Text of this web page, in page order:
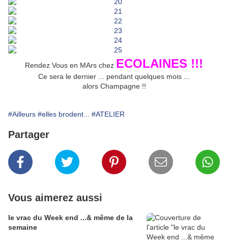
Rendez Vous en MArs chez ECOLAINES !!!
Ce sera le dernier ... pendant quelques mois ...
alors Champagne !!
#Ailleurs #elles brodent... #ATELIER
Partager
Vous aimerez aussi
le vrac du Week end ...& même de la
semaine